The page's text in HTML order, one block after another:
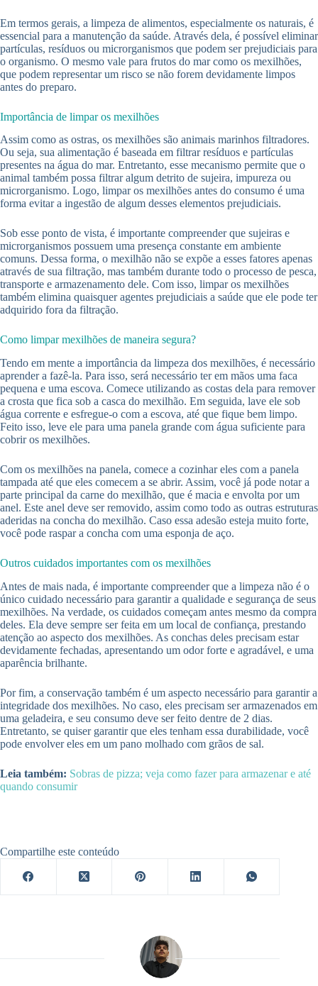
Em termos gerais, a limpeza de alimentos, especialmente os naturais, é
essencial para a manutenção da saúde. Através dela, é possível eliminar
partículas, resíduos ou microrganismos que podem ser prejudiciais para
o organismo. O mesmo vale para frutos do mar como os mexilhões,
que podem representar um risco se não forem devidamente limpos
antes do preparo.
Importância de limpar os mexilhões
Assim como as ostras, os mexilhões são animais marinhos filtradores.
Ou seja, sua alimentação é baseada em filtrar resíduos e partículas
presentes na água do mar. Entretanto, esse mecanismo permite que o
animal também possa filtrar algum detrito de sujeira, impureza ou
microrganismo. Logo, limpar os mexilhões antes do consumo é uma
forma evitar a ingestão de algum desses elementos prejudiciais.
Sob esse ponto de vista, é importante compreender que sujeiras e
microrganismos possuem uma presença constante em ambiente
comuns. Dessa forma, o mexilhão não se expõe a esses fatores apenas
através de sua filtração, mas também durante todo o processo de pesca,
transporte e armazenamento dele. Com isso, limpar os mexilhões
também elimina quaisquer agentes prejudiciais a saúde que ele pode ter
adquirido fora da filtração.
Como limpar mexilhões de maneira segura?
Tendo em mente a importância da limpeza dos mexilhões, é necessário
aprender a fazê-la. Para isso, será necessário ter em mãos uma faca
pequena e uma escova. Comece utilizando as costas dela para remover
a crosta que fica sob a casca do mexilhão. Em seguida, lave ele sob
água corrente e esfregue-o com a escova, até que fique bem limpo.
Feito isso, leve ele para uma panela grande com água suficiente para
cobrir os mexilhões.
Com os mexilhões na panela, comece a cozinhar eles com a panela
tampada até que eles comecem a se abrir. Assim, você já pode notar a
parte principal da carne do mexilhão, que é macia e envolta por um
anel. Este anel deve ser removido, assim como todo as outras estruturas
aderidas na concha do mexilhão. Caso essa adesão esteja muito forte,
você pode raspar a concha com uma esponja de aço.
Outros cuidados importantes com os mexilhões
Antes de mais nada, é importante compreender que a limpeza não é o
único cuidado necessário para garantir a qualidade e segurança de seus
mexilhões. Na verdade, os cuidados começam antes mesmo da compra
deles. Ela deve sempre ser feita em um local de confiança, prestando
atenção ao aspecto dos mexilhões. As conchas deles precisam estar
devidamente fechadas, apresentando um odor forte e agradável, e uma
aparência brilhante.
Por fim, a conservação também é um aspecto necessário para garantir a
integridade dos mexilhões. No caso, eles precisam ser armazenados em
uma geladeira, e seu consumo deve ser feito dentre de 2 dias.
Entretanto, se quiser garantir que eles tenham essa durabilidade, você
pode envolver eles em um pano molhado com grãos de sal.
Leia também: Sobras de pizza; veja como fazer para armazenar e até
quando consumir
Compartilhe este conteúdo